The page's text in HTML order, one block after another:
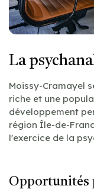
La
Moissy-Cramayel
riche et une
développement
région Île-de-
l'exercice de la
Opportunités